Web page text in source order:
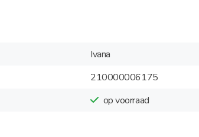
Ivana
210000006175
op voorraad